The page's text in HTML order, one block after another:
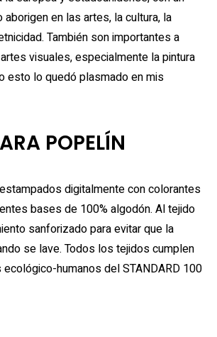
en las artes, la cultura, la
También son importantes a
visuales, especialmente la pintura
esto lo quedó plasmado en mis
POPELÍN
digitalmente con colorantes
bases de 100% algodón. Al tejido
sanforizado para evitar que la
se lave. Todos los tejidos cumplen
humanos del STANDARD 100